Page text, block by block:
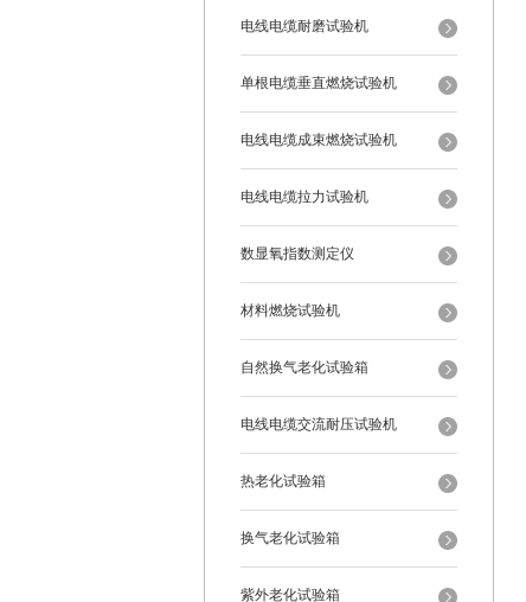
电线电缆耐磨试验机
单根电缆垂直燃烧试验机
电线电缆成束燃烧试验机
电线电缆拉力试验机
数显氧指数测定仪
材料燃烧试验机
自然换气老化试验箱
电线电缆交流耐压试验机
热老化试验箱
换气老化试验箱
紫外老化试验箱